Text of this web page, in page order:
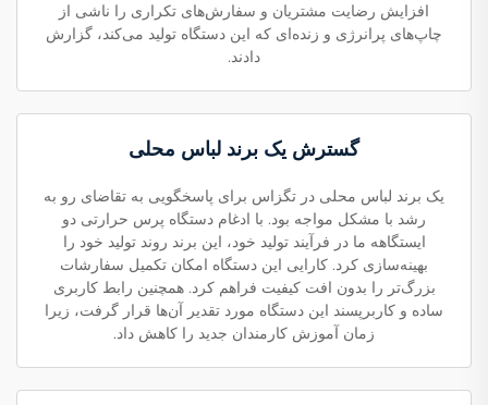
افزایش رضایت مشتریان و سفارش‌های تکراری را ناشی از
چاپ‌های پرانرژی و زنده‌ای که این دستگاه تولید می‌کند، گزارش
دادند.
گسترش یک برند لباس محلی
یک برند لباس محلی در تگزاس برای پاسخگویی به تقاضای رو به
رشد با مشکل مواجه بود. با ادغام دستگاه پرس حرارتی دو
ایستگاهه ما در فرآیند تولید خود، این برند روند تولید خود را
بهینه‌سازی کرد. کارایی این دستگاه امکان تکمیل سفارشات
بزرگ‌تر را بدون افت کیفیت فراهم کرد. همچنین رابط کاربری
ساده و کاربرپسند این دستگاه مورد تقدیر آن‌ها قرار گرفت، زیرا
زمان آموزش کارمندان جدید را کاهش داد.